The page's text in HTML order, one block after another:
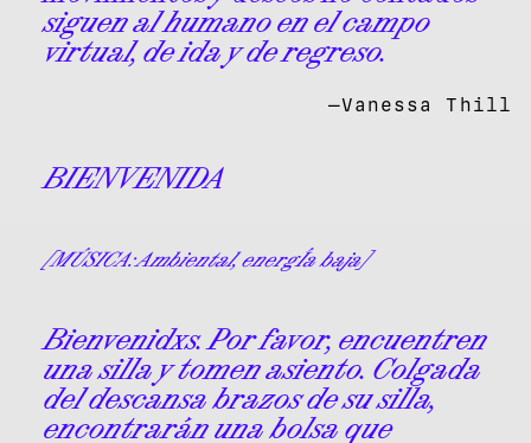
siguen al humano en el campo
virtual, de ida y de regreso.
—Vanessa Thill
BIENVENIDA
[MÚSICA: Ambiental, energÍa baja]
Bienvenidxs. Por favor, encuentren
una silla y tomen asiento. Colgada
del descansa brazos de su silla,
encontrarán una bolsa que